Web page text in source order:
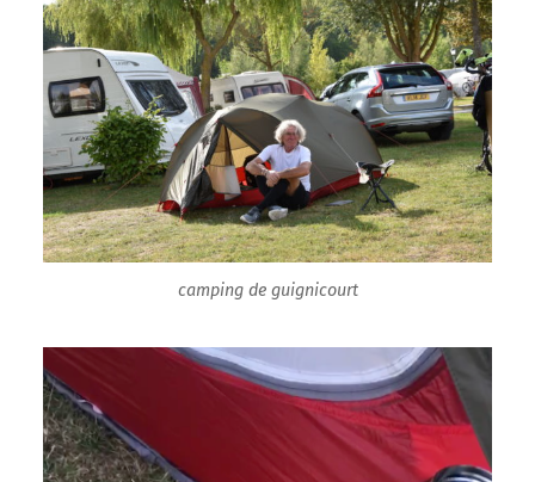
camping de guignicourt